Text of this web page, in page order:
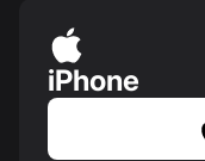
iPhone